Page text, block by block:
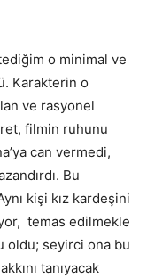
o minimal ve
Karakterin o
ve rasyonel
filmin ruhunu
can vermedi,
Bu
kişi kız kardeşini
temas edilmekle
oldu; seyirci ona bu
tanıyacak